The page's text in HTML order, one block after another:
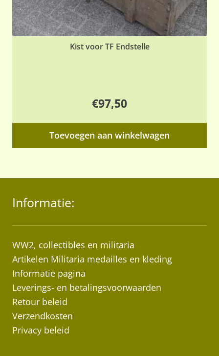
Kist voor TF Endstelle
€97,50
Toevoegen aan winkelwagen
Informatie:
WW2, collectibles en militaria
Artikelen Militaria medailles en kleding
Informatie pagina
Leverings- en betalingsvoorwaarden
Retour beleid
Verzendkosten
Privacy beleid